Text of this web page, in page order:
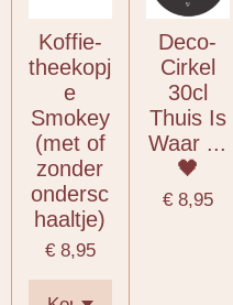
Koffie-
theekopj
e
Smokey
(met of
zonder
ondersc
haaltje)
€ 8,95
Deco-
Cirkel
30cl
Thuis Is
Waar ...
🖤
€ 8,95